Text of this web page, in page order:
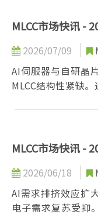
MLCC市场快讯 -
2026/07/09
AI伺服器与自研晶
MLCC结构性紧缺
Taiyo产能向AI规
与价格压力将进一
MLCC市场快讯 -
2026/06/18
AI需求排挤效应扩
电子需求复苏受抑